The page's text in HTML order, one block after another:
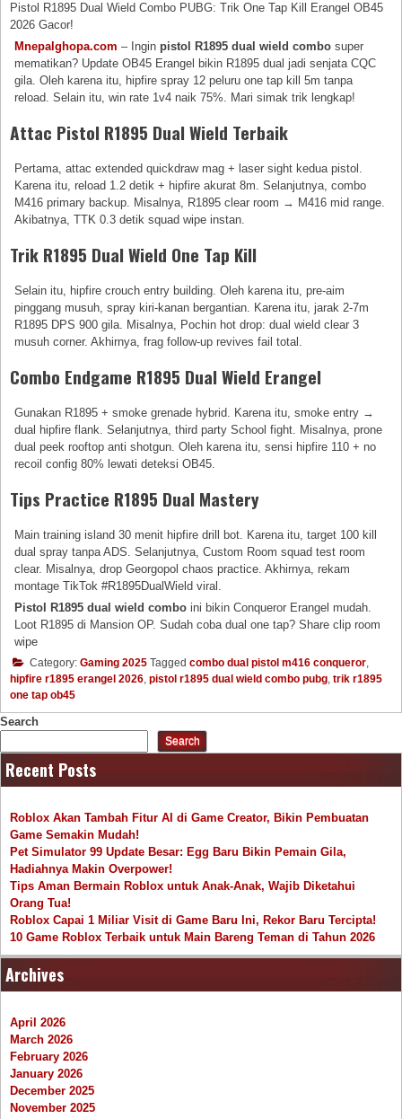
Pistol R1895 Dual Wield Combo PUBG: Trik One Tap Kill Erangel OB45
2026 Gacor!
Mnepalghopa.com – Ingin pistol R1895 dual wield combo super
mematikan? Update OB45 Erangel bikin R1895 dual jadi senjata CQC
gila. Oleh karena itu, hipfire spray 12 peluru one tap kill 5m tanpa
reload. Selain itu, win rate 1v4 naik 75%. Mari simak trik lengkap!
Attac Pistol R1895 Dual Wield Terbaik
Pertama, attac extended quickdraw mag + laser sight kedua pistol.
Karena itu, reload 1.2 detik + hipfire akurat 8m. Selanjutnya, combo
M416 primary backup. Misalnya, R1895 clear room → M416 mid range.
Akibatnya, TTK 0.3 detik squad wipe instan.
Trik R1895 Dual Wield One Tap Kill
Selain itu, hipfire crouch entry building. Oleh karena itu, pre-aim
pinggang musuh, spray kiri-kanan bergantian. Karena itu, jarak 2-7m
R1895 DPS 900 gila. Misalnya, Pochin hot drop: dual wield clear 3
musuh corner. Akhirnya, frag follow-up revives fail total.
Combo Endgame R1895 Dual Wield Erangel
Gunakan R1895 + smoke grenade hybrid. Karena itu, smoke entry →
dual hipfire flank. Selanjutnya, third party School fight. Misalnya, prone
dual peek rooftop anti shotgun. Oleh karena itu, sensi hipfire 110 + no
recoil config 80% lewati deteksi OB45.
Tips Practice R1895 Dual Mastery
Main training island 30 menit hipfire drill bot. Karena itu, target 100 kill
dual spray tanpa ADS. Selanjutnya, Custom Room squad test room
clear. Misalnya, drop Georgopol chaos practice. Akhirnya, rekam
montage TikTok #R1895DualWield viral.
Pistol R1895 dual wield combo ini bikin Conqueror Erangel mudah.
Loot R1895 di Mansion OP. Sudah coba dual one tap? Share clip room
wipe
Category: Gaming 2025 Tagged combo dual pistol m416 conqueror,
hipfire r1895 erangel 2026, pistol r1895 dual wield combo pubg, trik r1895
one tap ob45
Search
Search
Recent Posts
Roblox Akan Tambah Fitur AI di Game Creator, Bikin Pembuatan
Game Semakin Mudah!
Pet Simulator 99 Update Besar: Egg Baru Bikin Pemain Gila,
Hadiahnya Makin Overpower!
Tips Aman Bermain Roblox untuk Anak-Anak, Wajib Diketahui
Orang Tua!
Roblox Capai 1 Miliar Visit di Game Baru Ini, Rekor Baru Tercipta!
10 Game Roblox Terbaik untuk Main Bareng Teman di Tahun 2026
Archives
April 2026
March 2026
February 2026
January 2026
December 2025
November 2025